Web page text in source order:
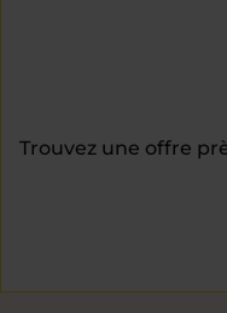
Trouvez une offre